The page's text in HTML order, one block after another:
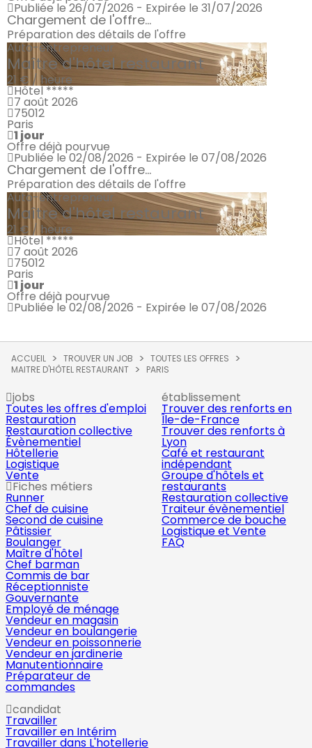
Publiée le 26/07/2026 - Expirée le 31/07/2026
Chargement de l'offre...
Préparation des détails de l'offre
Auto-entrepreneur
Maître d'hôtel restaurant
21 € / heure
Hôtel *****
7 août 2026
75012
Paris
1 jour
Offre déjà pourvue
Publiée le 02/08/2026 - Expirée le 07/08/2026
Chargement de l'offre...
Préparation des détails de l'offre
Auto-entrepreneur
Maître d'hôtel restaurant
21 € / heure
Hôtel *****
7 août 2026
75012
Paris
1 jour
Offre déjà pourvue
Publiée le 02/08/2026 - Expirée le 07/08/2026
ACCUEIL TROUVER UN JOB
TOUTES LES OFFRES
MAITRE D'HÔTEL RESTAURANT
PARIS
jobs
Toutes les offres d'emploi
Restauration
Restauration collective
Évènementiel
Hôtellerie
Logistique
Vente
Fiches métiers
Runner
Chef de cuisine
Second de cuisine
Pâtissier
Boulanger
Maître d'hôtel
Chef barman
Commis de bar
Réceptionniste
Gouvernante
Employé de ménage
Vendeur en magasin
Vendeur en boulangerie
Vendeur en poissonnerie
Vendeur en jardinerie
Manutentionnaire
Préparateur de
commandes
établissement
Trouver des renforts en
Île-de-France
Trouver des renforts à
Lyon
Café et restaurant
indépendant
Groupe d'hôtels et
restaurants
Restauration collective
Traiteur évènementiel
Commerce de bouche
Logistique et Vente
FAQ
candidat
Travailler
Travailler en Intérim
Travailler dans L'hotellerie